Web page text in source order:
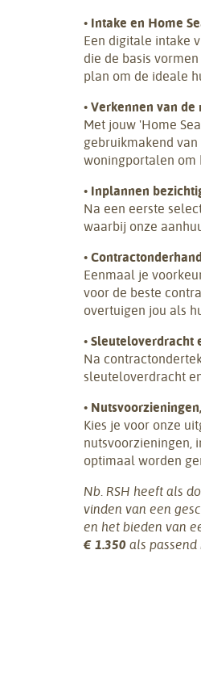
• Intake en Home
Een digitale intake
die de basis
plan om de ideale
•Verkennen van de
Met jouw 'Home
gebruikmakend
woningportalen om
• Inplannen
Na een eerste
waarbij onze
•
Eenmaal je
voor de beste
overtuigen jou als
•Sleuteloverdracht
Na
sleuteloverdracht
•
Kies je voor onze
nutsvoorzieningen,
optimaal worden
Nb. RSH heeft als
vinden van een
en het bieden van
€ 1.350 als passend